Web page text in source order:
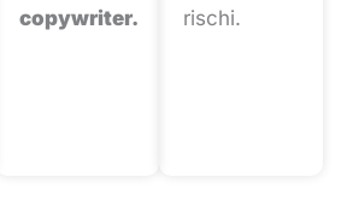
copywriter.
rischi.